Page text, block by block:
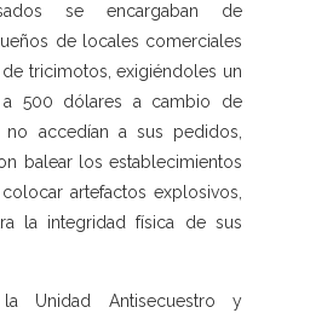
se encargaban de
de locales comerciales
tricimotos, exigiéndoles un
500 dólares a cambio de
no accedían a sus pedidos,
balear los establecimientos
artefactos explosivos,
la integridad física de sus
Unidad Antisecuestro y